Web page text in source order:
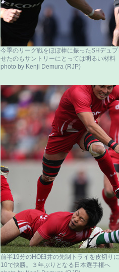
今季のリーグ戦をほぼ棒に振ったSHデュ
せたのもサントリーにとっては明るい材料
photo by Kenji Demura (RJP)
前半19分のHO臼井の先制トライを皮切り
10で快勝。３年ぶりとなる日本選手権へ